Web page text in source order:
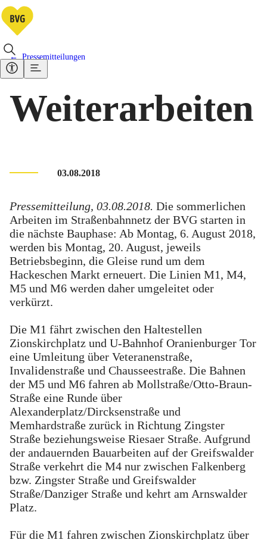
Pressemitteilungen
Weiterarbeiten
03.08.2018
Pressemitteilung, 03.08.2018. Die sommerlichen
Arbeiten im Straßenbahnnetz der BVG starten in
die nächste Bauphase: Ab Montag, 6. August 2018,
werden bis Montag, 20. August, jeweils
Betriebsbeginn, die Gleise rund um dem
Hackeschen Markt erneuert. Die Linien M1, M4,
M5 und M6 werden daher umgeleitet oder
verkürzt.
Die M1 fährt zwischen den Haltestellen
Zionskirchplatz und U-Bahnhof Oranienburger Tor
eine Umleitung über Veteranenstraße,
Invalidenstraße und Chausseestraße. Die Bahnen
der M5 und M6 fahren ab Mollstraße/Otto-Braun-
Straße eine Runde über
Alexanderplatz/Dircksenstraße und
Memhardstraße zurück in Richtung Zingster
Straße beziehungsweise Riesaer Straße. Aufgrund
der andauernden Bauarbeiten auf der Greifswalder
Straße verkehrt die M4 nur zwischen Falkenberg
bzw. Zingster Straße und Greifswalder
Straße/Danziger Straße und kehrt am Arnswalder
Platz.
Für die M1 fahren zwischen Zionskirchplatz über